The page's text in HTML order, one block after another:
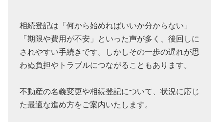
相続登記は「何から始めればいいか分からない」
「期限や費用が不安」といった声が多く、後回しに
されやすい手続きです。しかしその一歩の遅れが思
わぬ負担やトラブルにつながることもあります。
不動産の名義変更や相続登記について、状況に応じ
た最適な進め方をご案内いたします。